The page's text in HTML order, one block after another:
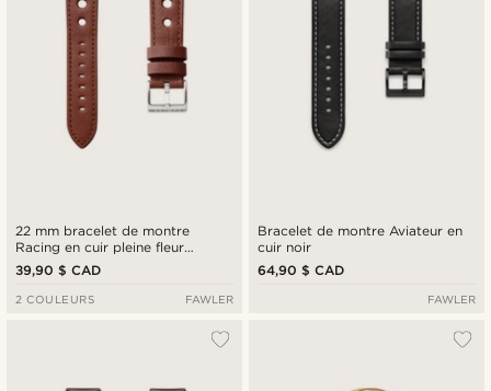
22 mm bracelet de montre
Racing en cuir pleine fleur
marron
39,90 $ CAD
2 COULEURS FAWLER
Bracelet de montre Aviateur en
cuir noir
64,90 $ CAD
FAWLER